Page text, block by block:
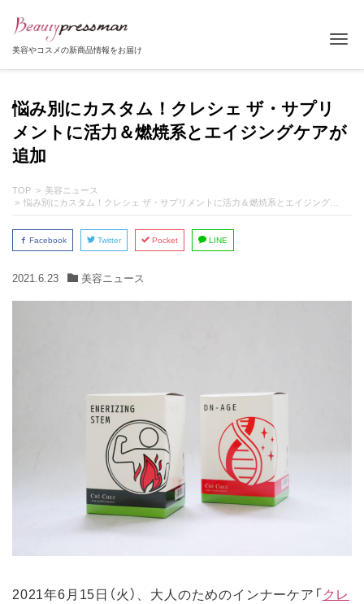
美容やコスメの新商品情報をお届け
悩み別にカスタム！クレシェ ザ・サプリ
メントに活力＆燃焼系とエイジングケアが
追加
TOP
美容ニュース
悩み別にカスタム！クレシェ ザ・サプリメントに活力＆燃焼系とエイジングケアが追加
Facebook Twitter Pocket LINE
2021.6.23 美容ニュース
2021年6月15日（火）、大人のためのインナーケア「クレ